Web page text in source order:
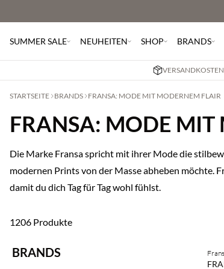
SUMMER SALE NEUHEITEN SHOP BRANDS
STARTSEITE BRANDS FRANSA: MODE MIT MODERNEM FLAIR
FRANSA: MODE
Die Marke Fransa spricht mit ihrer Mode die
modernen Prints von der Masse abheben möchte.
damit du dich Tag für Tag wohl fühlst.
1206 Produkte
BRANDS